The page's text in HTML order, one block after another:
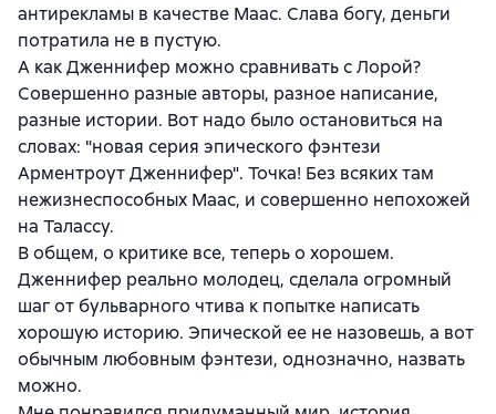
антирекламы в качестве Маас. Слава богу, деньги
потратила не в пустую.
А как Дженнифер можно сравнивать с Лорой?
Совершенно разные авторы, разное написание,
разные истории. Вот надо было остановиться на
словах: "новая серия эпического фэнтези
Арментроут Дженнифер". Точка! Без всяких там
нежизнеспособных Маас, и совершенно непохожей
на Талассу.
В общем, о критике все, теперь о хорошем.
Дженнифер реально молодец, сделала огромный
шаг от бульварного чтива к попытке написать
хорошую историю. Эпической ее не назовешь, а вот
обычным любовным фэнтези, однозначно, назвать
можно.